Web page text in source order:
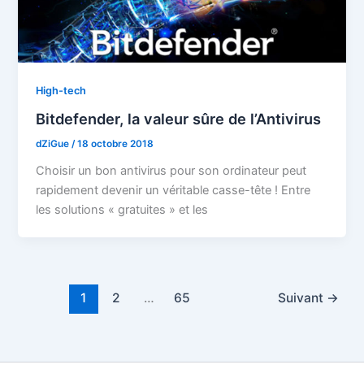
High-tech
Bitdefender, la valeur sûre de l’Antivirus
dZiGue/18 octobre 2018
Choisir un bon antivirus pour son ordinateur peut
rapidement devenir un véritable casse-tête ! Entre
les solutions « gratuites » et les
1 2 … 65 Suivant →